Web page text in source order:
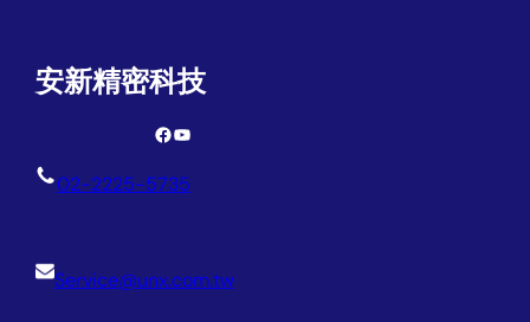
安新精密科技
Facebook YouTube
02-2225-5735
Service@unx.com.tw